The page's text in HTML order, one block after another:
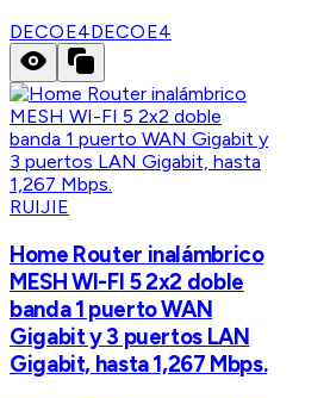
DECOE4DECOE4
RUIJIE
Home Router inalámbrico
MESH WI-FI 5 2x2 doble
banda 1 puerto WAN
Gigabit y 3 puertos LAN
Gigabit, hasta 1,267 Mbps.